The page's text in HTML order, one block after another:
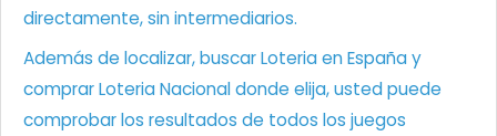
directamente, sin intermediarios.
Además de localizar, buscar Loteria en España y
comprar Loteria Nacional donde elija, usted puede
comprobar los resultados de todos los juegos